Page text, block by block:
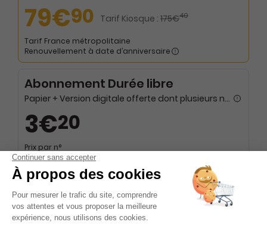
79€90 Tarif Kiosque : 175€40
Tarif France métropolitaine
Renouvellement à date d’anniversaire
Abonnement Durée libre
Papier + Version digitale offerte dont plusieurs numéros spéciaux
3€20
Prix par n°
Tarif France métropolitaine
ℹ️Note :les codes promotionnels ne sont pas
valables sur ce titre.